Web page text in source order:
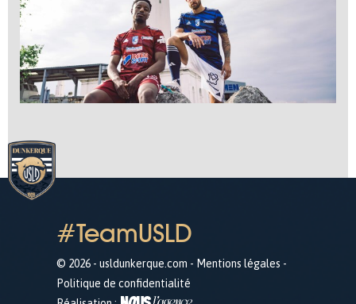
#TeamUSLD
© 2026 - usldunkerque.com - Mentions légales -
Politique de confidentialité